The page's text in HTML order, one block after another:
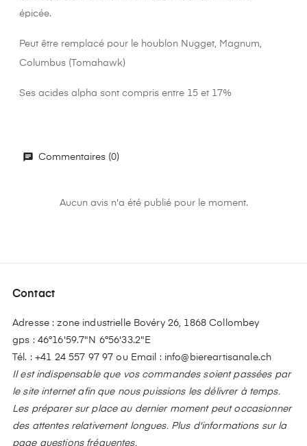
épicée.
Peut être remplacé pour le houblon Nugget, Magnum,
Columbus (Tomahawk)
Ses acides alpha sont compris entre 15 et 17%
Commentaires (0)
Aucun avis n'a été publié pour le moment.
Contact
Adresse : zone industrielle Bovéry 26, 1868 Collombey
gps : 46°16'59.7"N 6°56'33.2"E
Tél. : +41 24 557 97 97 ou Email : info@biereartisanale.ch
Il est indispensable que vos commandes soient passées par
le site internet afin que nous puissions les délivrer à temps.
Les préparer sur place au dernier moment peut occasionner
des attentes relativement longues. Plus d'informations sur la
page questions fréquentes.